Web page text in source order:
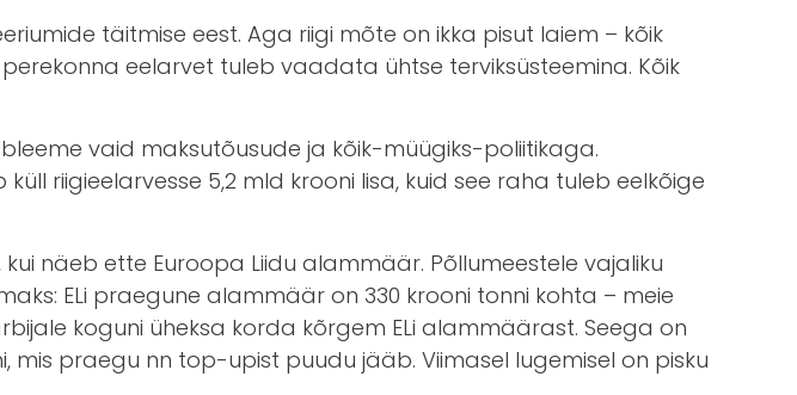
täitmise eest. Aga riigi mõte on ikka pisut laiem – kõik
eelarvet tuleb vaadata ühtse terviksüsteemina. Kõik
vaid maksutõusude ja kõik-müügiks-poliitikaga.
riigieelarvesse 5,2 mld krooni lisa, kuid see raha tuleb eelkõige
näeb ette Euroopa Liidu alammäär. Põllumeestele vajaliku
ELi praegune alammäär on 330 krooni tonni kohta – meie
koguni üheksa korda kõrgem ELi alammäärast. Seega on
praegu nn top-upist puudu jääb. Viimasel lugemisel on pisku